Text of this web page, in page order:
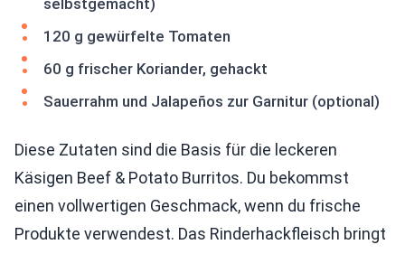
selbstgemacht)
120 g gewürfelte Tomaten
60 g frischer Koriander, gehackt
Sauerrahm und Jalapeños zur Garnitur (optional)
Diese Zutaten sind die Basis für die leckeren
Käsigen Beef & Potato Burritos. Du bekommst
einen vollwertigen Geschmack, wenn du frische
Produkte verwendest. Das Rinderhackfleisch bringt